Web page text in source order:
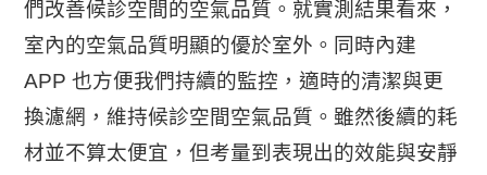
們改善候診空間的空氣品質。就實測結果看來，
室內的空氣品質明顯的優於室外。同時內建
APP 也方便我們持續的監控，適時的清潔與更
換濾網，維持候診空間空氣品質。雖然後續的耗
材並不算太便宜，但考量到表現出的效能與安靜